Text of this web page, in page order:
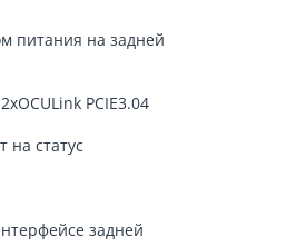
питания на задней
PCIE3.04
на статус
задней